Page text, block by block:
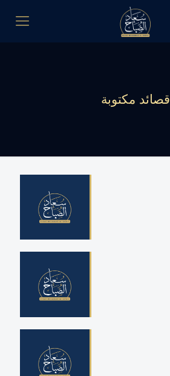
قصائد مكتوبة